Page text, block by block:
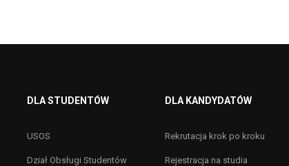
DLA STUDENTÓW
USOS
Dział Obsługi Studentów
DLA KANDYDATÓW
Rekrutacja krok po kroku
Rejestracja na studia